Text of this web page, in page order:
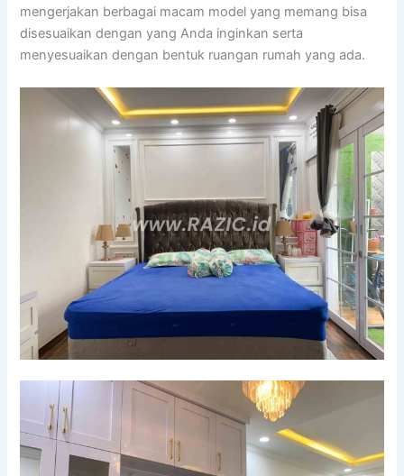
mengerjakan berbagai macam model yang memang bisa
disesuaikan dengan yang Anda inginkan serta
menyesuaikan dengan bentuk ruangan rumah yang ada.